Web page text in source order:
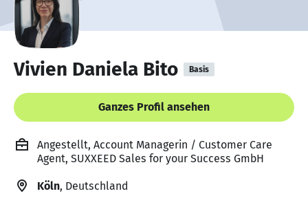
Vivien Daniela Bito Basis
Ganzes Profil ansehen
Angestellt, Account Managerin / Customer Care
Agent, SUXXEED Sales for your Success GmbH
Köln, Deutschland